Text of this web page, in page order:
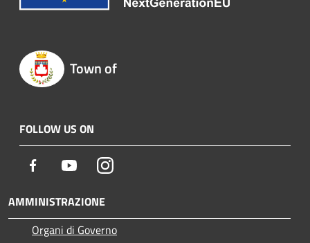
Town of
FOLLOW US ON
Facebook YoutubeInstagram
AMMINISTRAZIONE
Organi di Governo